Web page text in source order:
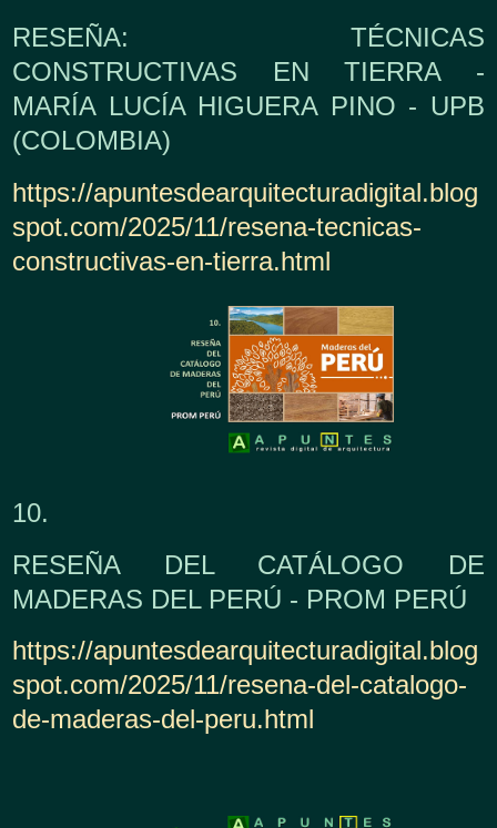
RESEÑA: TÉCNICAS
CONSTRUCTIVAS EN TIERRA -
MARÍA LUCÍA HIGUERA PINO - UPB
(COLOMBIA)
https://apuntesdearquitecturadigital.blog
spot.com/2025/11/resena-tecnicas-
constructivas-en-tierra.html
10.
RESEÑA DEL CATÁLOGO DE
MADERAS DEL PERÚ - PROM PERÚ
https://apuntesdearquitecturadigital.blog
spot.com/2025/11/resena-del-catalogo-
de-maderas-del-peru.html